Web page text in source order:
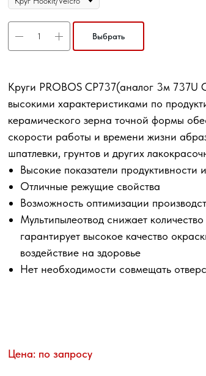
Выбрать
Круги PROBOS CP737(аналог 3м
высокими характеристиками по
керамического зерна точной формы
скорости работы и времени жизни
шпатлевки, грунтов и других
Высокие показатели продуктивности
Отличные режущие свойства
Возможность оптимизации
Мультипылеотвод снижает
гарантирует высокое качество
воздействие на здоровье
Нет необходимости совмещать
Цена: по запросу